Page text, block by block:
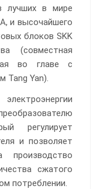
лучших в мире
и высочайшего
блоков SKK
(совместная
во главе с
Tang Yan).
регулирует
и позволяет
производство
сжатого
потреблении.